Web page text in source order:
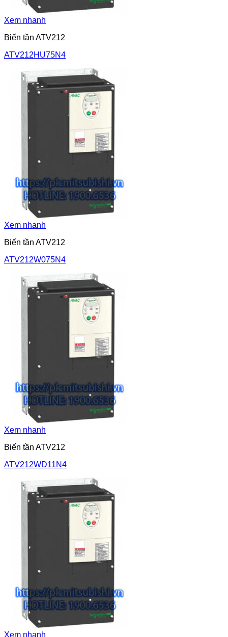
Xem nhanh
Biến tần ATV212
ATV212HU75N4
Xem nhanh
Biến tần ATV212
ATV212W075N4
Xem nhanh
Biến tần ATV212
ATV212WD11N4
Xem nhanh